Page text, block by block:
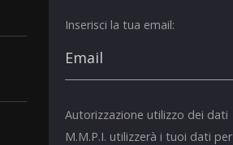
Inserisci la tua email:
Autorizzazione utilizzo dei dati
M.M.P.I. utilizzerà i tuoi dati per